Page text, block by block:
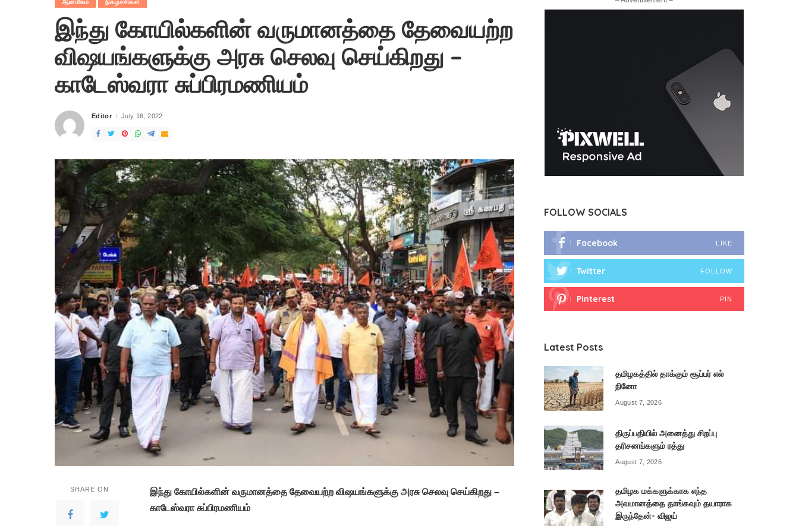
ஆன்மீகம் நிகழ்ச்சிகள்
இந்து கோயில்களின் வருமானத்தை தேவையற்ற
விஷயங்களுக்கு அரசு செலவு செய்கிறது –
காடேஸ்வரா சுப்பிரமணியம்
Posted
Editor July 16, 2022
SHARE ON
இந்து கோயில்களின் வருமானத்தை தேவையற்ற விஷயங்களுக்கு அரசு செலவு செய்கிறது –
காடேஸ்வரா சுப்பிரமணியம்
FOLLOW SOCIALS
Facebook LIKE
Twitter FOLLOW
Pinterest PIN
Latest Posts
தமிழகத்தில் தாக்கும் சூப்பர் எல்
நினோ
August 7, 2026
திருப்பதியில் அனைத்து சிறப்பு
தரிசனங்களும் ரத்து
August 7, 2026
தமிழக மக்களுக்காக எந்த
அவமானத்தை தாங்கவும் தயாராக
இருந்தேன்- விஜய்